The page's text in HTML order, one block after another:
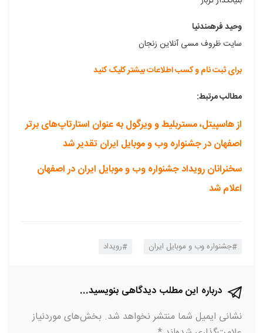
وحید فرهمندنیا
سایت ظروف مسی آنلاین زنجان
برای ثبت نام و کسب اطلاعات بیشتر کلیک کنید
مطالب مرتبط:
از هاسپیتل، مستربلیط و ویرگول به عنوان استارتاپ‌های برتر
اصفهان در جشنواره وب و موبایل ایران تقدیر شد
سخنرانان رویداد جشنواره وب و موبایل ایران در اصفهان
اعلام شد
جشنواره وب و موبایل ایران رویداد
درباره این مطلب دیدگاهی بنویسید...
نشانی ایمیل شما منتشر نخواهد شد. بخش‌های موردنیاز